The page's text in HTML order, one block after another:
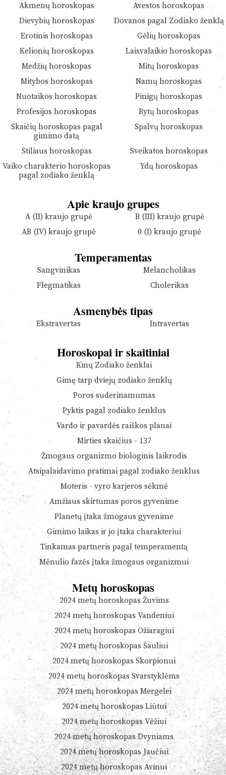
Akmenų horoskopas
Avestos horoskopas
Dievybių horoskopas
Dovanos pagal Zodiako ženklą
Erotinis horoskopas
Gėlių horoskopas
Kelionių horoskopas
Laisvalaikio horoskopas
Medžių horoskopas
Mitų horoskopas
Mitybos horoskopas
Namų horoskopas
Nuotaikos horoskopas
Pinigų horoskopas
Profesijos horoskopas
Rytų horoskopas
Skaičių horoskopas pagal
gimimo datą
Spalvų horoskopas
Stiliaus horoskopas
Sveikatos horoskopas
Vaiko charakterio horoskopas
pagal zodiako ženklą
Ydų horoskopas
Apie kraujo grupes
A (II) kraujo grupė
B (III) kraujo grupė
AB (IV) kraujo grupė
0 (I) kraujo grupė
Temperamentas
Sangvinikas
Melancholikas
Flegmatikas
Cholerikas
Asmenybės tipas
Ekstravertas Intravertas
Horoskopai ir skaitiniai
Kinų Zodiako ženklai
Gimę tarp dviejų zodiako ženklų
Poros suderinamumas
Pyktis pagal zodiako ženklus
Vardo ir pavardės raiškos planai
Mirties skaičius - 137
Žmogaus organizmo biologinis laikrodis
Atsipalaidavimo pratimai pagal zodiako ženklus
Moteris - vyro karjeros sėkmė
Amžiaus skirtumas poros gyvenime
Planetų įtaka žmogaus gyvenime
Gimimo laikas ir jo įtaka charakteriui
Tinkamas partneris pagal temperamentą
Mėnulio fazės įtaka žmogaus organizmui
Metų horoskopas
2024 metų horoskopas Žuvims
2024 metų horoskopas Vandeniui
2024 metų horoskopas Ožiaragiui
2024 metų horoskopas Šauliui
2024 metų horoskopas Skorpionui
2024 metų horoskopas Svarstyklėms
2024 metų horoskopas Mergelei
2024 metų horoskopas Liūtui
2024 metų horoskopas Vėžiui
2024 metų horoskopas Dvyniams
2024 metų horoskopas Jaučiui
2024 metų horoskopas Avinui